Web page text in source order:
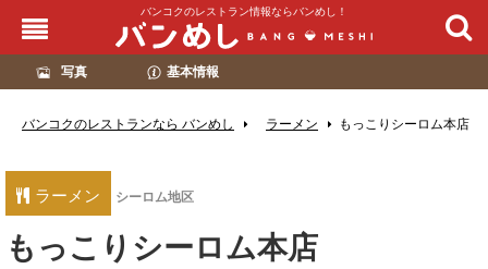
バンコクのレストラン情報ならバンめし！
写真 基本情報
バンコクのレストランなら バンめし ラーメン もっこりシーロム本店
ラーメン シーロム地区
もっこりシーロム本店